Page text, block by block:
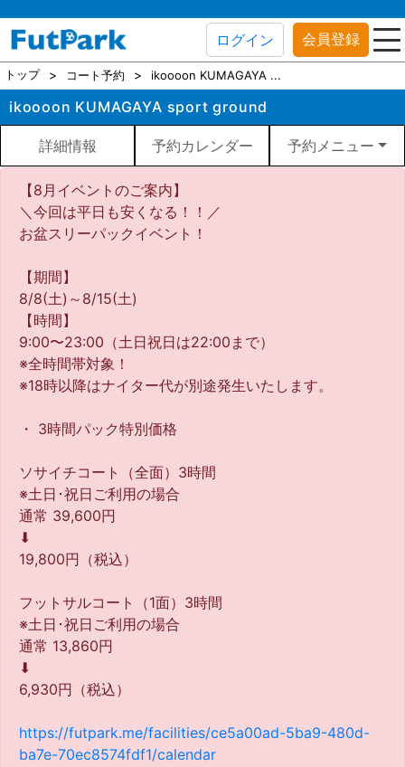
ログイン 会員登録
トップ コート予約 ikoooon KUMAGAYA ...
ikoooon KUMAGAYA sport ground
詳細情報 予約カレンダー 予約メニュー
【8月イベントのご案内】
＼今回は平日も安くなる！！／
お盆スリーパックイベント！
【期間】
8/8(土)～8/15(土)
【時間】
9:00〜23:00（土日祝日は22:00まで）
※全時間帯対象！
※18時以降はナイター代が別途発生いたします。
・ 3時間パック特別価格
ソサイチコート（全面）3時間
※土日･祝日ご利用の場合
通常 39,600円
⬇︎
19,800円（税込）
フットサルコート（1面）3時間
※土日･祝日ご利用の場合
通常 13,860円
⬇︎
6,930円（税込）
https://futpark.me/facilities/ce5a00ad-5ba9-480d-
ba7e-70ec8574fdf1/calendar